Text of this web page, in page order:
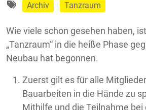
Archiv Tanzraum
Wie viele schon gesehen haben,
„Tanzraum“ in die heiße Phase
Neubau hat begonnen.
Zuerst gilt es für alle
Bauarbeiten in die Hände zu
Mithilfe und die Teilnahme bei